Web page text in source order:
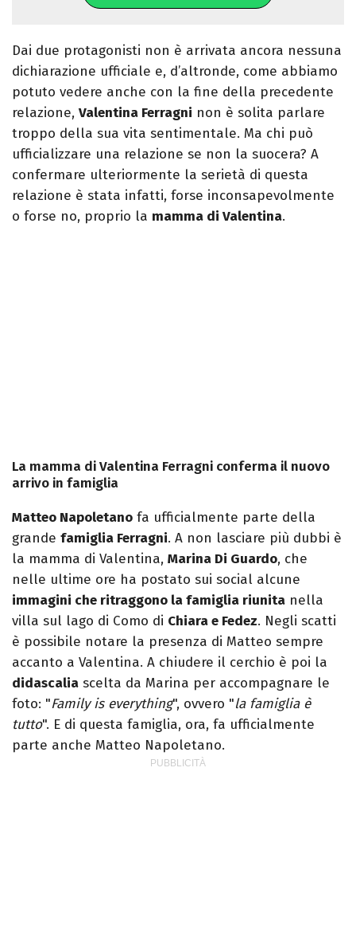
Dai due protagonisti non è arrivata ancora nessuna
dichiarazione ufficiale e, d’altronde, come abbiamo
potuto vedere anche con la fine della precedente
relazione, Valentina Ferragni non è solita parlare
troppo della sua vita sentimentale. Ma chi può
ufficializzare una relazione se non la suocera? A
confermare ulteriormente la serietà di questa
relazione è stata infatti, forse inconsapevolmente
o forse no, proprio la mamma di Valentina.
La mamma di Valentina Ferragni conferma il nuovo
arrivo in famiglia
Matteo Napoletano fa ufficialmente parte della
grande famiglia Ferragni. A non lasciare più dubbi è
la mamma di Valentina, Marina Di Guardo, che
nelle ultime ore ha postato sui social alcune
immagini che ritraggono la famiglia riunita nella
villa sul lago di Como di Chiara e Fedez. Negli scatti
è possibile notare la presenza di Matteo sempre
accanto a Valentina. A chiudere il cerchio è poi la
didascalia scelta da Marina per accompagnare le
foto: "Family is everything", ovvero "la famiglia è
tutto". E di questa famiglia, ora, fa ufficialmente
parte anche Matteo Napoletano.